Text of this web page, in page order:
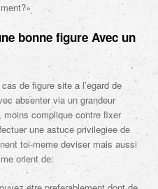
bonne figure Avec un
de figure site a l’egard de
absenter via un grandeur
complique contre fixer
une astuce privilegiee de
toi-meme deviser mais aussi
orient de: